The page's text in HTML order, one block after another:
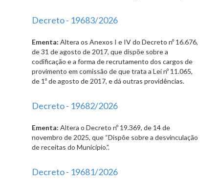
Decreto - 19683/2026
Ementa: Altera os Anexos I e IV do Decreto nº 16.676,
de 31 de agosto de 2017, que dispõe sobre a
codificação e a forma de recrutamento dos cargos de
provimento em comissão de que trata a Lei nº 11.065,
de 1º de agosto de 2017, e dá outras providências.
Decreto - 19682/2026
Ementa: Altera o Decreto nº 19.369, de 14 de
novembro de 2025, que “Dispõe sobre a desvinculação
de receitas do Município.”.
Decreto - 19681/2026